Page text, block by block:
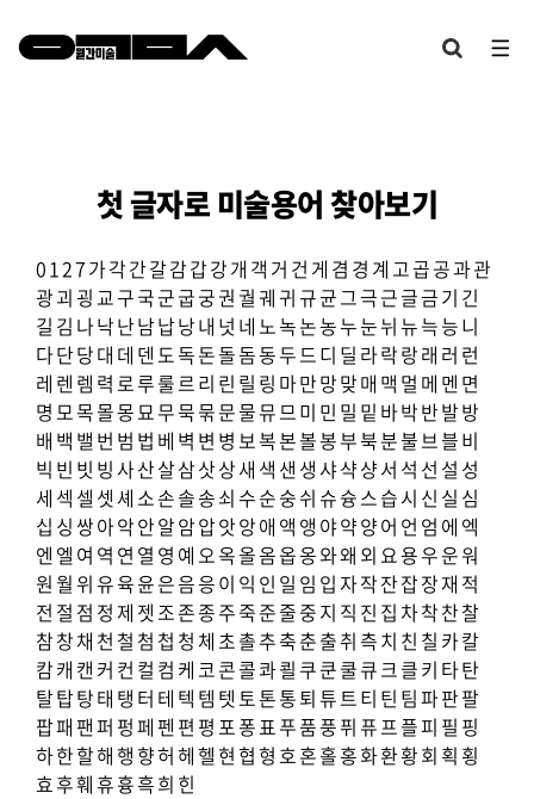
첫 글자로 미술용어 찾아보기
0 1 27가각간갈감갑강개 객 거 건 게 겸 경 계 고곱공과관
광괴 굉 교구국군굽궁권 궐궤귀규균그극근글금기 긴
길 김 나낙난남납낭내 넛 네 노녹논농누눈뉘뉴늑능니
다단당대 데 덴 도독돈돌돔동두드디 딜 라락랑래 러 런
레 렌 렘 력 로루룰르리 린 릴 링 마만망맞매 맥 멀 메 멘 면
명 모목몰몽묘무묵묶문물뮤므미 민 밀 밑 바박반발방
배 백 밸 번 범 법 베 벽 변 병 보복본볼봉부북분불브블비
빅 빈 빗 빙사산살삼삿상새 색 샌 생샤샥샹서 석 선 설 성
세 섹 셀 셋셰 소손솔송쇠수순숭쉬슈슝스습시 신 실 심
십 싱 쌍아악안알암압앗앙애 액 앵 야약양어 언 엄 에 엑
엔 엘 여 역 연 열 영 예 오옥올옴옵옹와왜 외 요용우운워
원월 위유육윤은음응이 익 인 일 임 입자작잔잡장재 적
전 절 점 정 제 젯 조존종주죽준줄중지 직 진 집 차착찬찰
참창채 천 철 첨 첩 청 체 초촐추축춘출취측치 친 칠 카칼
캄캐 캔 커 컨 컬 컴 케 코콘콜콰쾰 쿠쿤쿨큐크클키 타탄
탈탑탕태 탱 터 테 텍 템 텟 토톤통퇴튜트티 틴 팀파판팔
팝패팬퍼 펑페펜 편 평 포퐁표푸품풍퓌 퓨프플피 필 핑
하한할해행 향허헤헬 현협 형 호혼홀홍화환황회 획 횡
효 후훼휴흉흑희 힌